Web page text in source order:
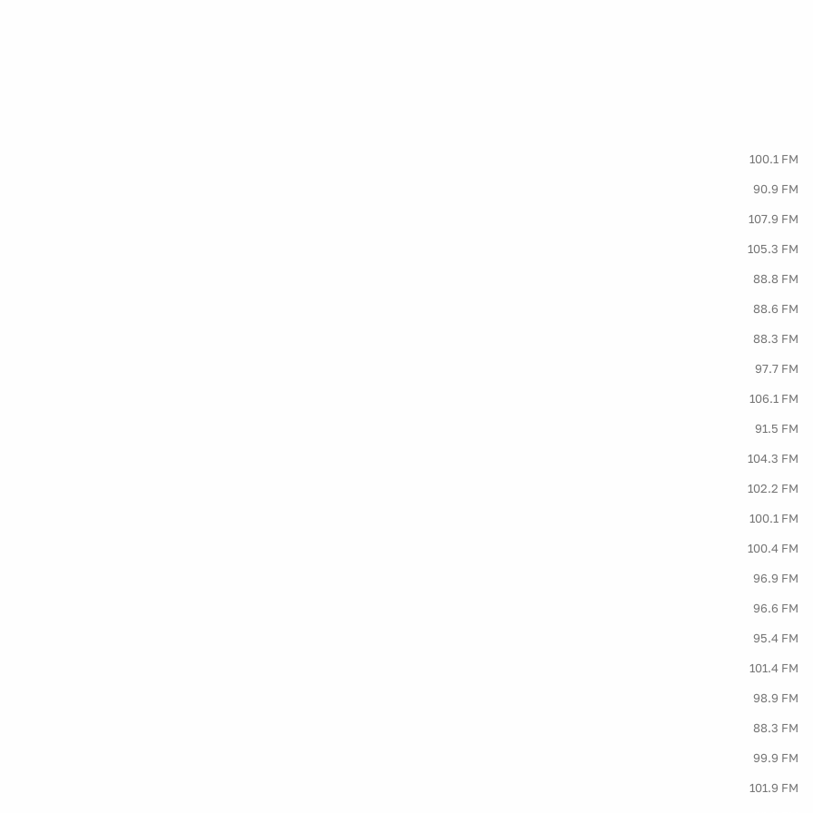
100.1 FM
90.9 FM
107.9 FM
105.3 FM
88.8 FM
88.6 FM
88.3 FM
97.7 FM
106.1 FM
91.5 FM
104.3 FM
102.2 FM
100.1 FM
100.4 FM
96.9 FM
96.6 FM
95.4 FM
101.4 FM
98.9 FM
88.3 FM
99.9 FM
101.9 FM